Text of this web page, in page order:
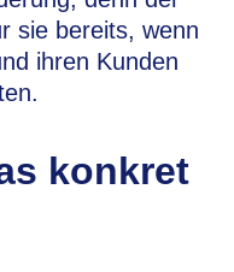
sie bereits, wenn
ihren Kunden
konkret